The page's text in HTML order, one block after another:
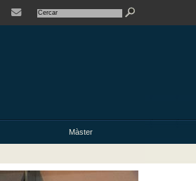
Màster